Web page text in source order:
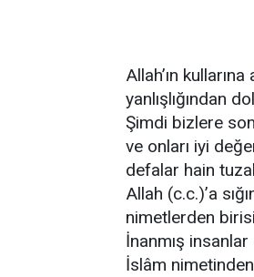
Allah’ın
yanlışlığından
Şimdi bizlere
ve onları iyi
defalar hain
Allah (c.c.)’a
nimetlerden
İnanmış
İslâm